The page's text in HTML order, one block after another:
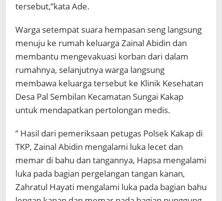
tersebut,”kata Ade.
Warga setempat suara hempasan seng langsung
menuju ke rumah keluarga Zainal Abidin dan
membantu mengevakuasi korban dari dalam
rumahnya, selanjutnya warga langsung
membawa keluarga tersebut ke Klinik Kesehatan
Desa Pal Sembilan Kecamatan Sungai Kakap
untuk mendapatkan pertolongan medis.
” Hasil dari pemeriksaan petugas Polsek Kakap di
TKP, Zainal Abidin mengalami luka lecet dan
memar di bahu dan tangannya, Hapsa mengalami
luka pada bagian pergelangan tangan kanan,
Zahratul Hayati mengalami luka pada bagian bahu